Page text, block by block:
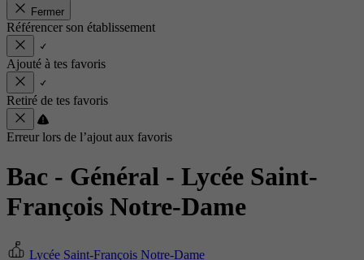
Fermer
Référencer son établissement
Ajouté à tes favoris
Retiré de tes favoris
Erreur lors de l’ajout aux favoris
Bac - Général - Lycée Saint-
François Notre-Dame
Lycée Saint-François Notre-Dame